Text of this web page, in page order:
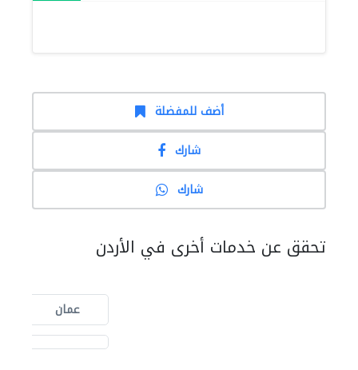
أضف للمفضلة
شارك
شارك
تحقق عن خدمات أخرى في الأردن
عمان